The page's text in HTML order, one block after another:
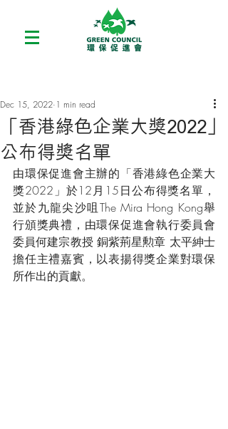
「香港綠色企業大獎2022」
公布得獎名單
Dec 15, 2022 1 min read
由環保促進會主辦的「香港綠色企業大
獎2022」於12月15日公布得獎名單，
並於九龍尖沙咀The Mira Hong Kong舉
行頒獎典禮，由環保促進會執行委員會
委員何建宗教授 銅紫荊星勲章 太平紳士
擔任主禮嘉賓，以表揚得獎企業對環保
所作出的貢獻。